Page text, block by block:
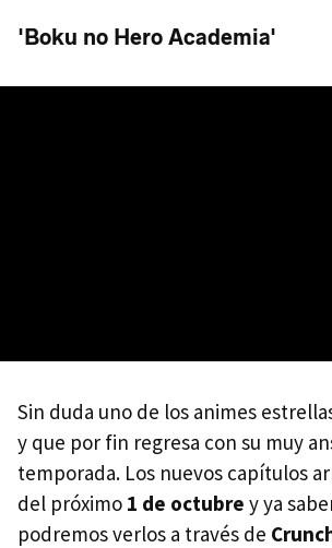
'Boku no Hero Academia'
Sin duda uno de los animes
y que por fin regresa con su muy
temporada. Los nuevos capítulos
del próximo 1 de octubre y ya
podremos verlos a través de